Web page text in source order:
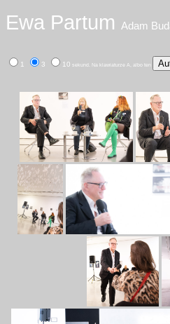
Ewa Partum Adam
1 3 10 sekund. Na klawiaturze A, albo ten